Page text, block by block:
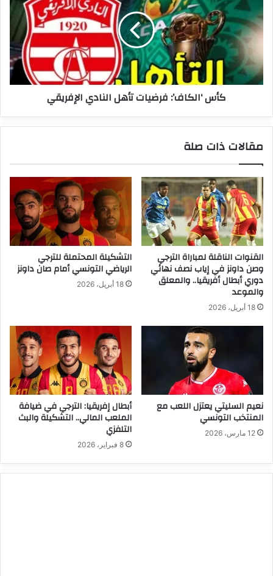
فرضيات
تأهل
النادي
الإفريقي
كأس ‘الكاف’: فرضيات تأهل النادي الإفريقي
مقالات ذات صلة
القنوات الناقلة لمباراة الترجي
وصن داونز في إياب نصف نهائي
دوري أبطال أفريقيا.. والمعلق
والموعد
18 أبريل، 2026
التشكيلة المحتملة للترجي
الرياضي التونسي أمام صان داونز
18 أبريل، 2026
نعيم السليتي يعتزل اللعب مع
المنتخب التونسي
12 مارس، 2026
أبطال إفريقيا: الترجي في ضيافة
الملعب المالي.. التشكيلة والبث
التلفزي
8 فبراير، 2026